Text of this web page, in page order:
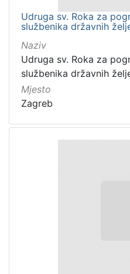
Udruga sv. Roka za
službenika državnih
Naziv
Udruga sv. Roka za
službenika državnih
Mjesto
Zagreb